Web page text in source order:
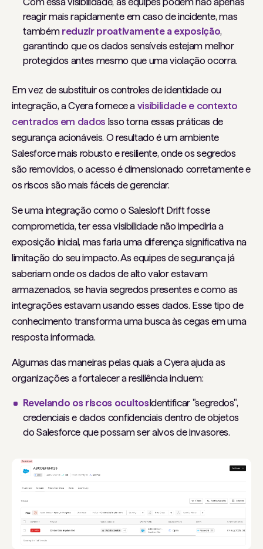
reagir mais rapidamente em caso de incidente, mas
também reduzir proativamente a exposição,
garantindo que os dados sensíveis estejam melhor
protegidos antes mesmo que uma violação ocorra.
Em vez de substituir os controles de identidade ou
integração, a Cyera fornece a visibilidade e contexto
centrados em dadosIsso torna essas práticas de
segurança acionáveis. O resultado é um ambiente
Salesforce mais robusto e resiliente, onde os segredos
são removidos, o acesso é dimensionado corretamente e
os riscos são mais fáceis de gerenciar.
Se uma integração como o Salesloft Drift fosse
comprometida, ter essa visibilidade não impediria a
exposição inicial, mas faria uma diferença significativa na
limitação do seu impacto. As equipes de segurança já
saberiam onde os dados de alto valor estavam
armazenados, se havia segredos presentes e como as
integrações estavam usando esses dados. Esse tipo de
conhecimento transforma uma busca às cegas em uma
resposta informada.
Algumas das maneiras pelas quais a Cyera ajuda as
organizações a fortalecer a resiliência incluem:
Revelando os riscos ocultosIdentificar "segredos",
credenciais e dados confidenciais dentro de objetos
do Salesforce que possam ser alvos de invasores.